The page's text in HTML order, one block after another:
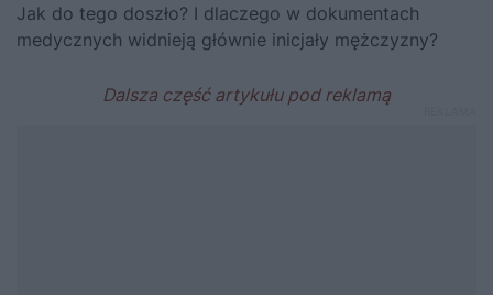
Jak do tego doszło? I dlaczego w dokumentach
medycznych widnieją głównie inicjały mężczyzny?